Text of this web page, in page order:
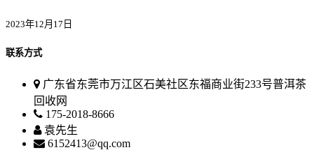
2023年12月17日
联系方式
广东省东莞市万江区石美社区东福商业街233号普洱茶
回收网
175-2018-8666
袁先生
6152413@qq.com